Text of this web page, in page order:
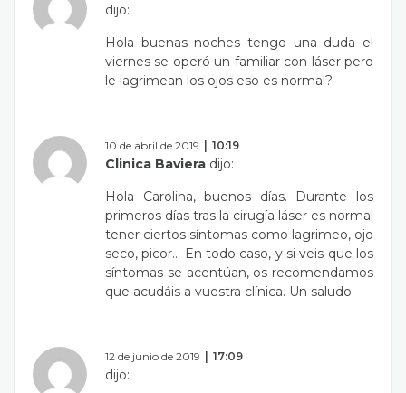
dijo:
Hola buenas noches tengo una duda el
viernes se operó un familiar con láser pero
le lagrimean los ojos eso es normal?
10 de abril de 2019 10:19
Clinica Baviera dijo:
Hola Carolina, buenos días. Durante los
primeros días tras la cirugía láser es normal
tener ciertos síntomas como lagrimeo, ojo
seco, picor… En todo caso, y si veis que los
síntomas se acentúan, os recomendamos
que acudáis a vuestra clínica. Un saludo.
12 de junio de 2019 17:09
dijo: